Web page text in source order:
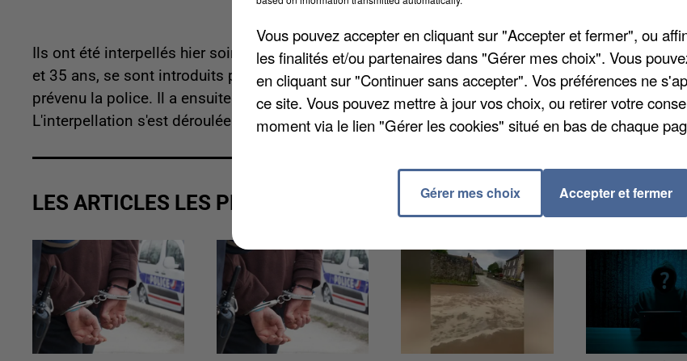
Ils ont été interpellés hier soir, vers 23h05, rue Henri-Matisse. Les deux hommes, qui affirment
et 35 ans, se sont introduits par effraction dans un pavillon. Le propriétaire les a entendus et il
prévenu la police. Il a ensuite remis les clés de sa maison à une patrouille qui est intervenue.
L'interpellation s'est déroulée sans incident. Les deux voleurs n'étaient pas connus de la police.
LES ARTICLES LES PLUS VUS
Vous pouvez accepter en cliquant sur "Accepter et fermer", ou
les finalités et/ou partenaires dans "Gérer mes choix". Vous
en cliquant sur "Continuer sans accepter". Vos préférences ne
ce site. Vous pouvez mettre à jour vos choix, ou retirer votre
moment via le lien "Gérer les cookies" situé en bas de chaque
Gérer mes choix Accepter et fermer